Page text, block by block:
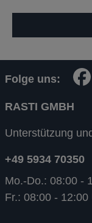
Folge uns:
RASTI GMBH
Unterstützung
+49 5934 70350
Mo.-Do.: 08:00 -
Fr.: 08:00 - 12:00